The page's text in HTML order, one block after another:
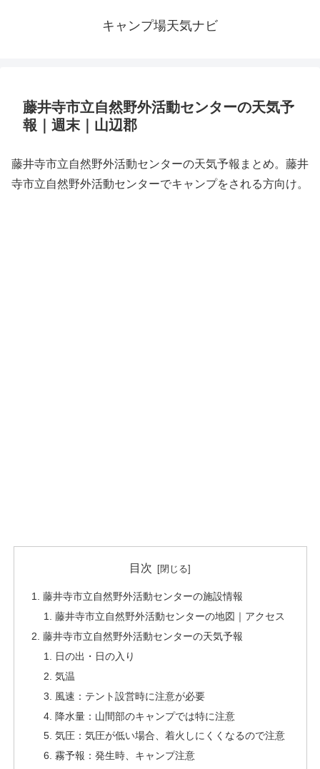
キャンプ場天気ナビ
藤井寺市立自然野外活動センターの天気予
報｜週末｜山辺郡
藤井寺市立自然野外活動センターの天気予報まとめ。藤井
寺市立自然野外活動センターでキャンプをされる方向け。
目次
藤井寺市立自然野外活動センターの施設情報
藤井寺市立自然野外活動センターの地図｜アクセス
藤井寺市立自然野外活動センターの天気予報
日の出・日の入り
気温
風速：テント設営時に注意が必要
降水量：山間部のキャンプでは特に注意
気圧：気圧が低い場合、着火しにくくなるので注意
霧予報：発生時、キャンプ注意